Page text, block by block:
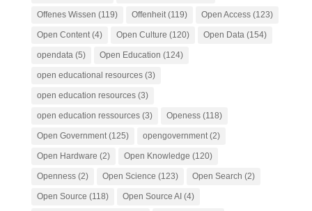
Offenes Wissen (119) Offenheit(119) Open Access(123)
Open Content(4) Open Culture (120) Open Data(154)
opendata(5) Open Education (124)
open educational resources(3)
open education resources(3)
open education ressources(3) Openess(118)
Open Government(125) opengovernment(2)
Open Hardware (2) Open Knowledge (120)
Openness(2) Open Science (123) Open Search (2)
Open Source (118) Open Source AI (4)